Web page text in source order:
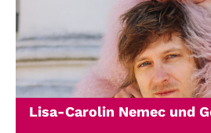
Lisa-Carolin Nemec und